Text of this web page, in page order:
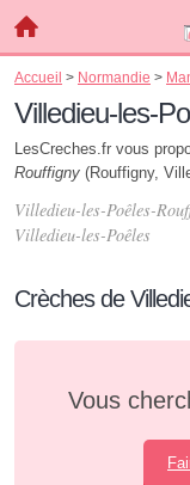
Accueil > Normandie >
Villedieu-les-
LesCreches.fr vous
Rouffigny (Rouffigny,
Villedieu-les-Poêles-
Villedieu-les-Poêles
Crèches de
Vous